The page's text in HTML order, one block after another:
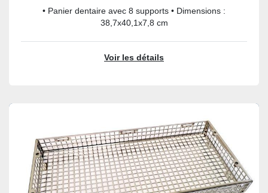
• Panier dentaire avec 8 supports • Dimensions :
38,7x40,1x7,8 cm
Voir les détails